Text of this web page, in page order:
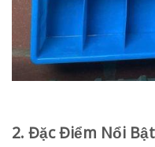
2. Đặc Điểm Nổi Bật